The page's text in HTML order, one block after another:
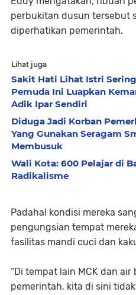
perbukitan dusun tersebut
diperhatikan pemerintah.
Lihat juga
Sakit Hati Lihat Istri
Pemuda Ini Luapkan
Adik Ipar Sendiri
Diduga Jadi Korban
Yang Gunakan Seragam
Membusuk
Wali Kota: 600 Pelajar di
Radikalisme
Padahal kondisi mereka
pengungsian tempat
fasilitas mandi cuci dan
“Di tempat lain MCK dan
pemerintah, kita di sini